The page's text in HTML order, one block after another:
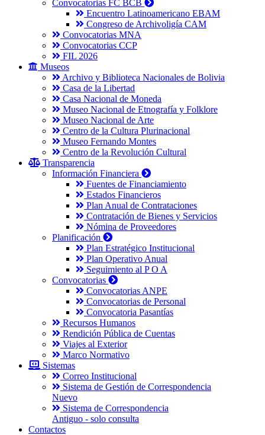
Convocatorias FC BCB
Encuentro Latinoamericano EBAM
Congreso de Archivoligía CAM
Convocatorias MNA
Convocatorias CCP
FIL 2026
Museos
Archivo y Biblioteca Nacionales de Bolivia
Casa de la Libertad
Casa Nacional de Moneda
Museo Nacional de Etnografía y Folklore
Museo Nacional de Arte
Centro de la Cultura Plurinacional
Museo Fernando Montes
Centro de la Revolución Cultural
Transparencia
Información Financiera
Fuentes de Financiamiento
Estados Financieros
Plan Anual de Contrataciones
Contratación de Bienes y Servicios
Nómina de Proveedores
Planificación
Plan Estratégico Institucional
Plan Operativo Anual
Seguimiento al P O A
Convocatorias
Convocatorias ANPE
Convocatorias de Personal
Convocatoria Pasantías
Recursos Humanos
Rendición Pública de Cuentas
Viajes al Exterior
Marco Normativo
Sistemas
Correo Institucional
Sistema de Gestión de Correspondencia
Nuevo
Sistema de Correspondencia
Antiguo - solo consulta
Contactos